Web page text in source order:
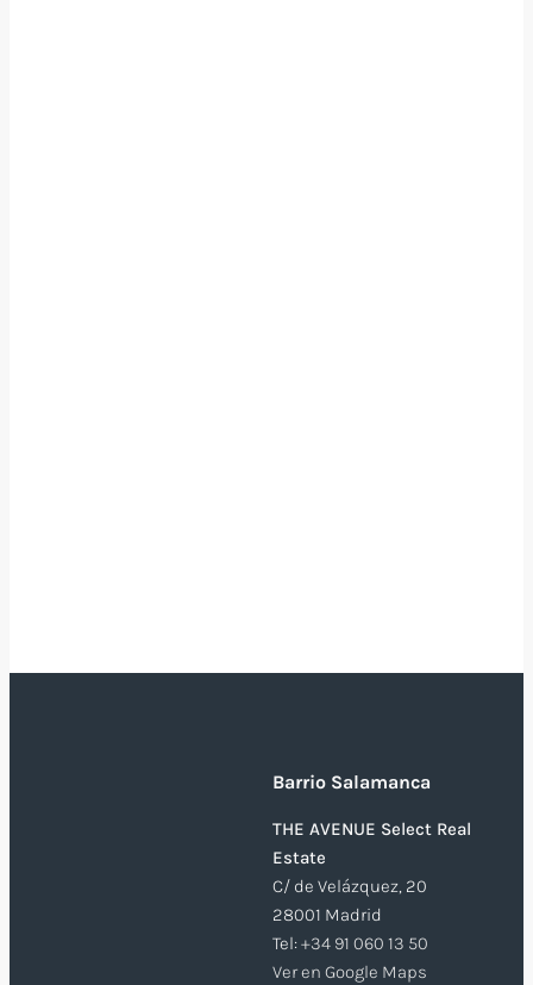
Barrio Salamanca
THE AVENUE Select Real
Estate
C/ de Velázquez, 20
28001 Madrid
Tel:+34 91 060 13 50
Ver en Google Maps